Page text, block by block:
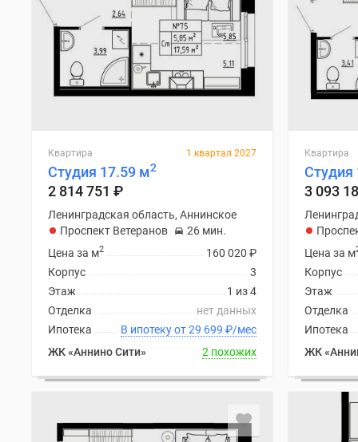
Специальные
предложения
комнатные
новостройки
комнатные
Покупателю
Петербурга
Квартира 1 квартал 2027
Студия 17.59 м2
2 814 751 ₽
Ленинградская область, Аннинское
Проспект Ветеранов
26 мин.
160 020 ₽
Цена за м2
3
Корпус
1 из 4
Этаж
нет данных
Отделка
В ипотеку от 29 699 ₽/мес
Ипотека
ЖК «Аннино Сити»
2 похожих
Квартира
Студия
3 093
Цена за м
Корпус
Этаж
Отделка
Ипотека
ЖК